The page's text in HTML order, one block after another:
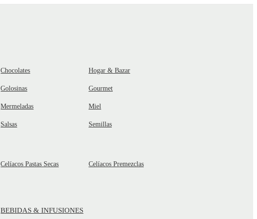
Chocolates Hogar & Bazar
Golosinas Gourmet
Mermeladas Miel
Salsas Semillas
Celíacos Pastas Secas Celíacos Premezclas
BEBIDAS & INFUSIONES